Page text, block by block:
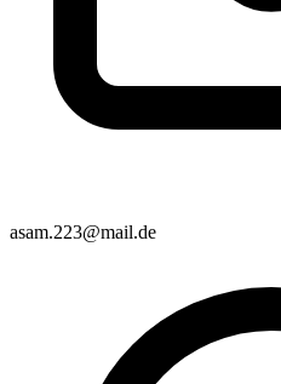
asam.223@mail.de